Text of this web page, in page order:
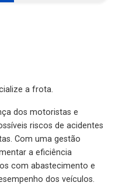
a frota.
dos motoristas e
riscos de acidentes
Com uma gestão
a eficiência
com abastecimento e
dos veículos.